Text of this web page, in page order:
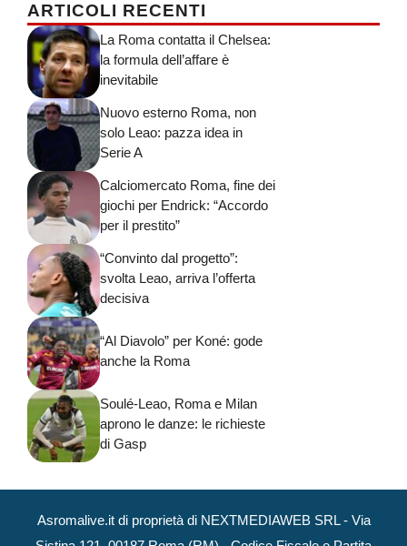
ARTICOLI RECENTI
La Roma contatta il Chelsea:
la formula dell’affare è
inevitabile
Nuovo esterno Roma, non
solo Leao: pazza idea in
Serie A
Calciomercato Roma, fine dei
giochi per Endrick: “Accordo
per il prestito”
“Convinto dal progetto”:
svolta Leao, arriva l’offerta
decisiva
“Al Diavolo” per Koné: gode
anche la Roma
Soulé-Leao, Roma e Milan
aprono le danze: le richieste
di Gasp
Asromalive.it di proprietà di NEXTMEDIAWEB SRL - Via